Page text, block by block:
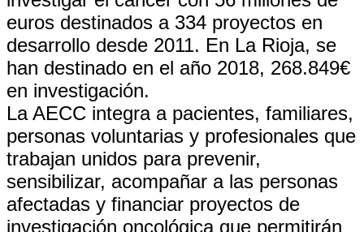
euros destinados a 334 proyectos en
desarrollo desde 2011. En La Rioja, se
han destinado en el año 2018, 268.849€
en investigación.
La AECC integra a pacientes, familiares,
personas voluntarias y profesionales que
trabajan unidos para prevenir,
sensibilizar, acompañar a las personas
afectadas y financiar proyectos de
investigación oncológica que permitirán